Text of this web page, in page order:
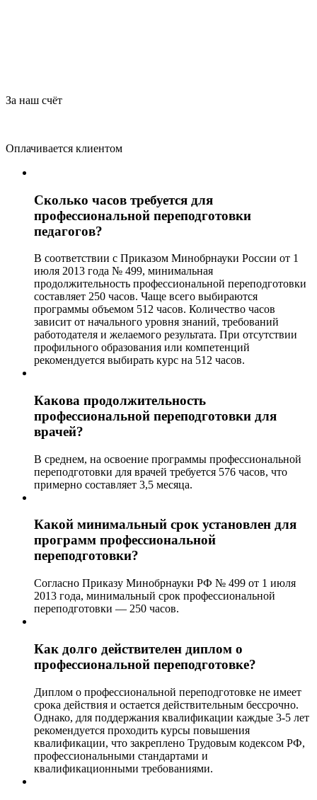
За наш счёт
Оплачивается клиентом
Сколько часов требуется для
профессиональной переподготовки
педагогов?
В соответствии с Приказом Минобрнауки России от 1
июля 2013 года № 499, минимальная
продолжительность профессиональной переподготовки
составляет 250 часов. Чаще всего выбираются
программы объемом 512 часов. Количество часов
зависит от начального уровня знаний, требований
работодателя и желаемого результата. При отсутствии
профильного образования или компетенций
рекомендуется выбирать курс на 512 часов.
Какова продолжительность
профессиональной переподготовки для
врачей?
В среднем, на освоение программы профессиональной
переподготовки для врачей требуется 576 часов, что
примерно составляет 3,5 месяца.
Какой минимальный срок установлен для
программ профессиональной
переподготовки?
Согласно Приказу Минобрнауки РФ № 499 от 1 июля
2013 года, минимальный срок профессиональной
переподготовки — 250 часов.
Как долго действителен диплом о
профессиональной переподготовке?
Диплом о профессиональной переподготовке не имеет
срока действия и остается действительным бессрочно.
Однако, для поддержания квалификации каждые 3-5 лет
рекомендуется проходить курсы повышения
квалификации, что закреплено Трудовым кодексом РФ,
профессиональными стандартами и
квалификационными требованиями.